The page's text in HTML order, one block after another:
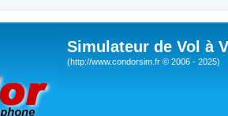
Simulateur de Vol à
(http://www.condorsim.fr © 2006 - 2025)